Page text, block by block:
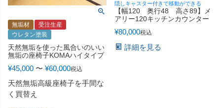
無垢材
受注生産
ウレタン塗装
天然無垢を使った風合いのいい
無垢の座椅子KOMAハイタイプ
¥45,000 〜 ¥60,000税込
天然無垢高級座椅子を手間な
く買替え
隠しキャスター付きで移動ができる
【幅120 奥行48 高さ89】メ
アリー120キッチンカウンター
¥80,000税込
詳細を見る